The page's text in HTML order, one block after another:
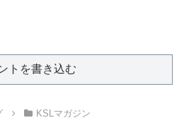
トを書き込む
KSLマガジン